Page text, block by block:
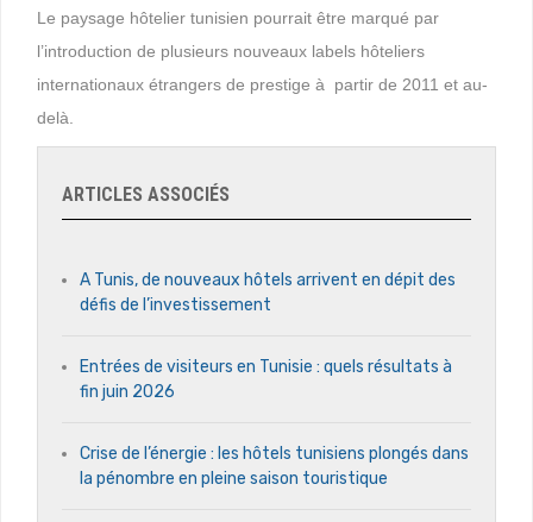
Le paysage hôtelier tunisien pourrait être marqué par
l’introduction de plusieurs nouveaux labels hôteliers
internationaux étrangers de prestige à partir de 2011 et au-
delà.
ARTICLES ASSOCIÉS
A Tunis, de nouveaux hôtels arrivent en dépit des
défis de l’investissement
Entrées de visiteurs en Tunisie : quels résultats à
fin juin 2026
Crise de l’énergie : les hôtels tunisiens plongés dans
la pénombre en pleine saison touristique